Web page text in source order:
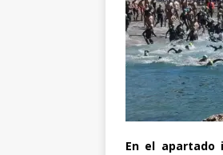
En el apartado